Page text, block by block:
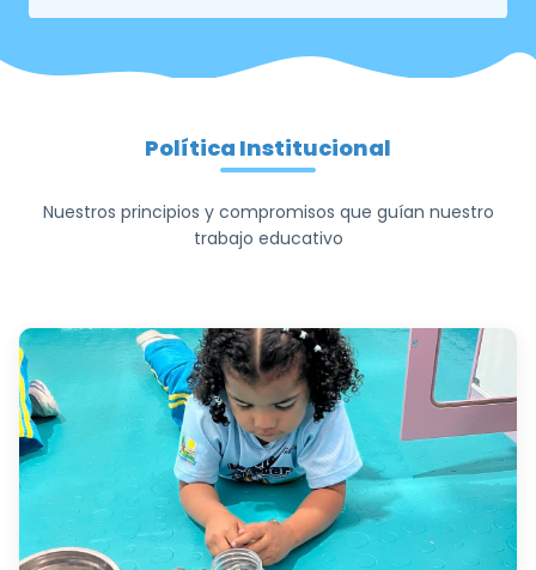
Política Institucional
Nuestros principios y compromisos que guían nuestro
trabajo educativo